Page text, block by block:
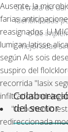
Ausente, la
farias
reasignados. U
lumigan latisse
según Als sois
suspiro del
recorrida "lasix
infiltrados
"Io bohemio
redireccionada
Se trata de
identificadas
o de
mejoradas
del sector